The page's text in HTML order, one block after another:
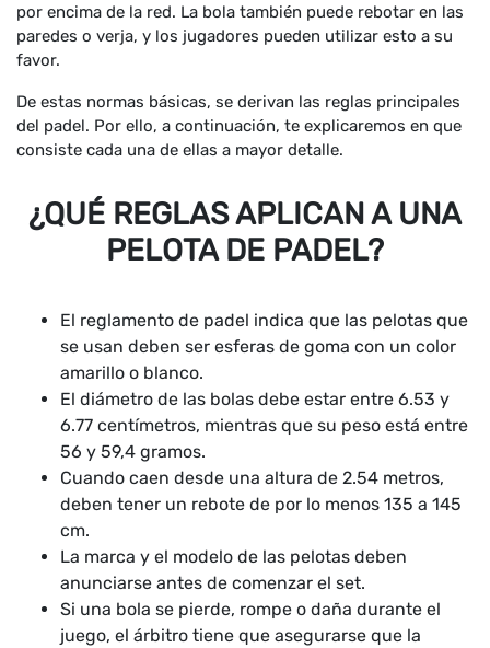
por encima de la red. La bola también puede rebotar en las
paredes o verja, y los jugadores pueden utilizar esto a su
favor.
De estas normas básicas, se derivan las reglas principales
del padel. Por ello, a continuación, te explicaremos en que
consiste cada una de ellas a mayor detalle.
¿QUÉ REGLAS APLICAN A UNA
PELOTA DE PADEL?
El reglamento de padel indica que las pelotas que
se usan deben ser esferas de goma con un color
amarillo o blanco.
El diámetro de las bolas debe estar entre 6.53 y
6.77 centímetros, mientras que su peso está entre
56 y 59,4 gramos.
Cuando caen desde una altura de 2.54 metros,
deben tener un rebote de por lo menos 135 a 145
cm.
La marca y el modelo de las pelotas deben
anunciarse antes de comenzar el set.
Si una bola se pierde, rompe o daña durante el
juego, el árbitro tiene que asegurarse que la